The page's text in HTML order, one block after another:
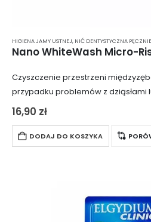
HIGIENA JAMY USTNEJ, NIĆ DENTYSTYCZNA
Czyszczenie przestrzeni
przypadku problemów z dziąsłami
być trudnym zadaniem, które
niż pożytku. Niskiej jakości
dziąsła…
16,90 zł
DODAJ DO KOSZYKA